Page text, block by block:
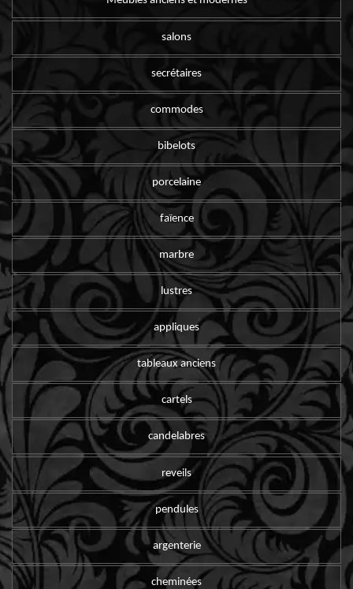
salons
secrétaires
commodes
bibelots
porcelaine
faïence
marbre
lustres
appliques
tableaux anciens
cartels
candelabres
reveils
pendules
argenterie
cheminées